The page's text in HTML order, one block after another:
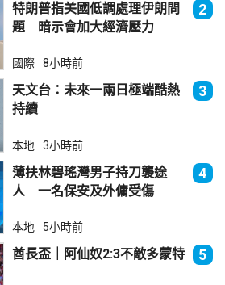
特朗普指美國低調處理伊朗問
題 暗示會加大經濟壓力
2
國際 8小時前
天文台：未來一兩日極端酷熱
持續
3
本地 3小時前
薄扶林碧瑤灣男子持刀襲途
人 一名保安及外傭受傷
4
本地 5小時前
酋長盃｜阿仙奴2:3不敵多蒙特 5